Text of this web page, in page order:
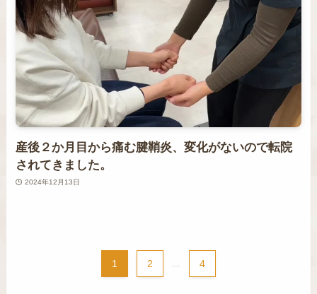
産後２か月目から痛む腱鞘炎、変化がないので転院
されてきました。
2024年12月13日
1 2 4